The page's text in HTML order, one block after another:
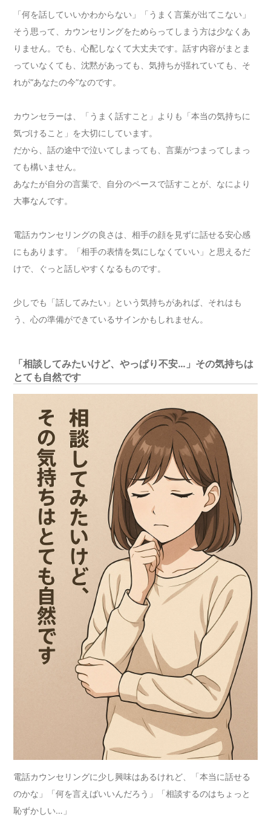
「何を話していいかわからない」「うまく言葉が出てこない」
そう思って、カウンセリングをためらってしまう方は少なくあ
りません。でも、心配しなくて大丈夫です。話す内容がまとま
っていなくても、沈黙があっても、気持ちが揺れていても、そ
れが“あなたの今”なのです。
カウンセラーは、「うまく話すこと」よりも「本当の気持ちに
気づけること」を大切にしています。
だから、話の途中で泣いてしまっても、言葉がつまってしまっ
ても構いません。
あなたが自分の言葉で、自分のペースで話すことが、なにより
大事なんです。
電話カウンセリングの良さは、相手の顔を見ずに話せる安心感
にもあります。「相手の表情を気にしなくていい」と思えるだ
けで、ぐっと話しやすくなるものです。
少しでも「話してみたい」という気持ちがあれば、それはも
う、心の準備ができているサインかもしれません。
「相談してみたいけど、やっぱり不安…」その気持ちは
とても自然です
電話カウンセリングに少し興味はあるけれど、「本当に話せる
のかな」「何を言えばいいんだろう」「相談するのはちょっと
恥ずかしい…」